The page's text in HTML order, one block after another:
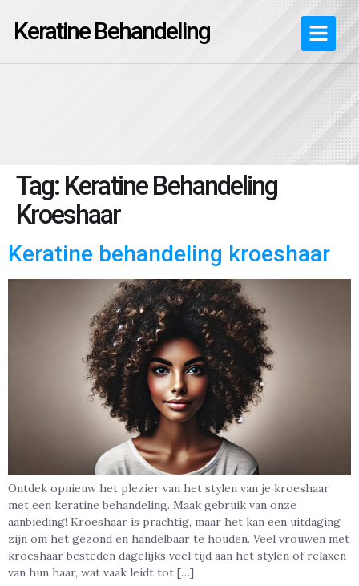
Keratine Behandeling
Tag: Keratine Behandeling
Kroeshaar
Keratine behandeling kroeshaar
Ontdek opnieuw het plezier van het stylen van je kroeshaar
met een keratine behandeling. Maak gebruik van onze
aanbieding! Kroeshaar is prachtig, maar het kan een uitdaging
zijn om het gezond en handelbaar te houden. Veel vrouwen met
kroeshaar besteden dagelijks veel tijd aan het stylen of relaxen
van hun haar, wat vaak leidt tot […]